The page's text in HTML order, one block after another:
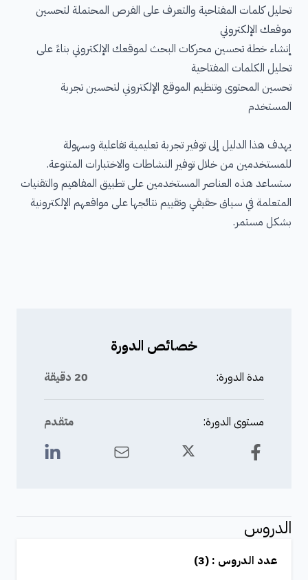
تحليل كلمات المفتاحية والتعرف على الفرص المحتملة لتحسين
موقعك الإلكتروني
إنشاء خطة تحسين محركات البحث لموقعك الإلكتروني بناءً على
تحليل الكلمات المفتاحية
تحسين المحتوى وتنظيم الموقع الإلكتروني لتحسين تجربة
المستخدم
يهدف هذا الدليل إلى توفير تجربة تعليمية تفاعلية وسهولة
للمستخدمين من خلال توفير النشاطات والاختبارات المتنوعة.
ستساعد هذه العناصر المستخدمين على تطبيق المفاهيم والتقنيات
المتعلمة في سياق حقيقي وتقييم نتائجها على مواقعهم الإلكترونية
بشكل مستمر.
خصائص الدورة
مدة الدورة: 20 دقيقة
مستوى الدورة: متقدم
الدروس
عدد الدروس : (3)